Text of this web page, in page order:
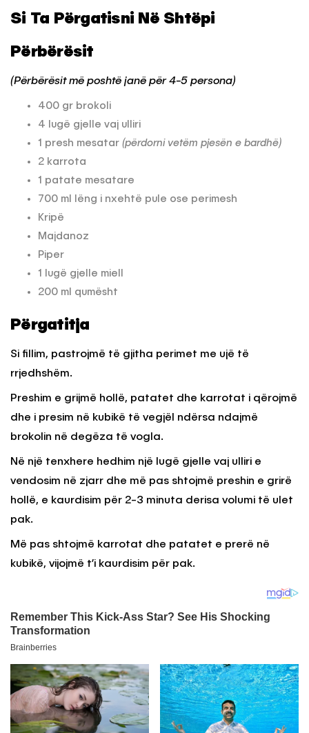
Si Ta Përgatisni Në Shtëpi
Përbërësit
(Përbërësit më poshtë janë për 4-5 persona)
400 gr brokoli
4 lugë gjelle vaj ulliri
1 presh mesatar (përdorni vetëm pjesën e bardhë)
2 karrota
1 patate mesatare
700 ml lëng i nxehtë pule ose perimesh
Kripë
Majdanoz
Piper
1 lugë gjelle miell
200 ml qumësht
Përgatitja
Si fillim, pastrojmë të gjitha perimet me ujë të
rrjedhshëm.
Preshim e grijmë hollë, patatet dhe karrotat i qërojmë
dhe i presim në kubikë të vegjël ndërsa ndajmë
brokolin në degëza të vogla.
Në një tenxhere hedhim një lugë gjelle vaj ulliri e
vendosim në zjarr dhe më pas shtojmë preshin e grirë
hollë, e kaurdisim për 2-3 minuta derisa volumi të ulet
pak.
Më pas shtojmë karrotat dhe patatet e prerë në
kubikë, vijojmë t’i kaurdisim për pak.